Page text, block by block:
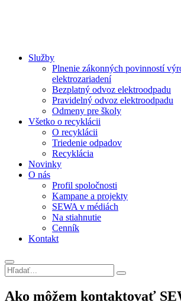
Služby
Plnenie zákonných povinností
elektrozariadení
Bezplatný odvoz elektroodpadu
Pravidelný odvoz elektroodpadu
Odmeny pre školy
Všetko o recyklácii
O recyklácii
Triedenie odpadov
Recyklácia
Novinky
O nás
Profil spoločnosti
Kampane a projekty
SEWA v médiách
Na stiahnutie
Cenník
Kontakt
Ako môžem kontaktovať